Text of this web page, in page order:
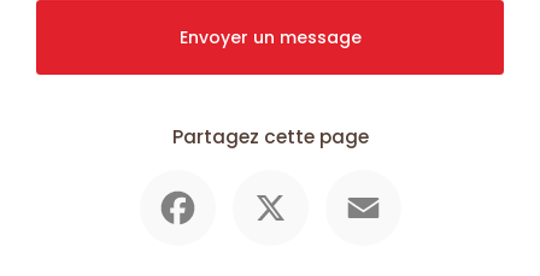
Envoyer un message
Partagez cette page